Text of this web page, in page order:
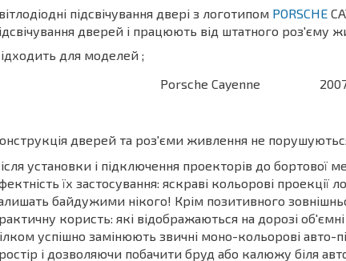
підсвічування двері з логотипом PORSCHE
дверей і працюють від штатного роз'єму
для моделей ;
Porsche Cayenne
дверей та роз'єми живлення не
установки і підключення проекторів до бортової
їх застосування: яскраві кольорові
байдужими нікого! Крім позитивного
користь: які відображаються на дорозі
успішно замінюють звичні моно-кольорові авто-
і дозволяючи побачити бруд або калюжу біля